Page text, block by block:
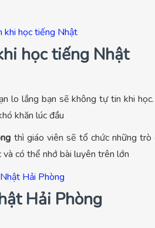
học tiếng Nhật
lo lắng bạn sẽ không tự tin khi
khăn lúc đầu
thì giáo viên sẽ tổ chức những
có thể nhớ bài luyên trên lớn
Hải Phòng